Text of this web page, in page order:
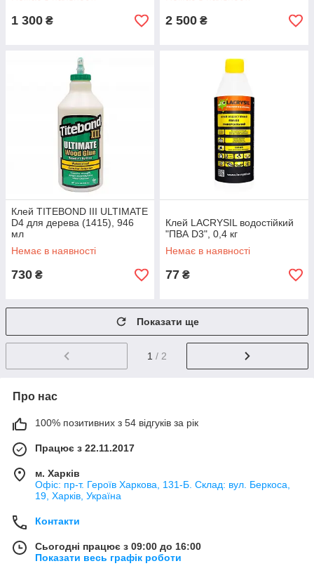
1 300 ₴ 2 500 ₴
Клей TITEBOND III ULTIMATE
D4 для дерева (1415), 946
мл
Немає в наявності
730 ₴
Клей LACRYSIL водостійкий
"ПВА D3", 0,4 кг
Немає в наявності
77 ₴
Показати ще
1 / 2
Про нас
100% позитивних з 54 відгуків за рік
Працює з 22.11.2017
м. Харків
Офіс: пр-т. Героїв Харкова, 131-Б. Склад: вул. Беркоса,
19, Харків, Україна
Контакти
Сьогодні працює з 09:00 до 16:00
Показати весь графік роботи